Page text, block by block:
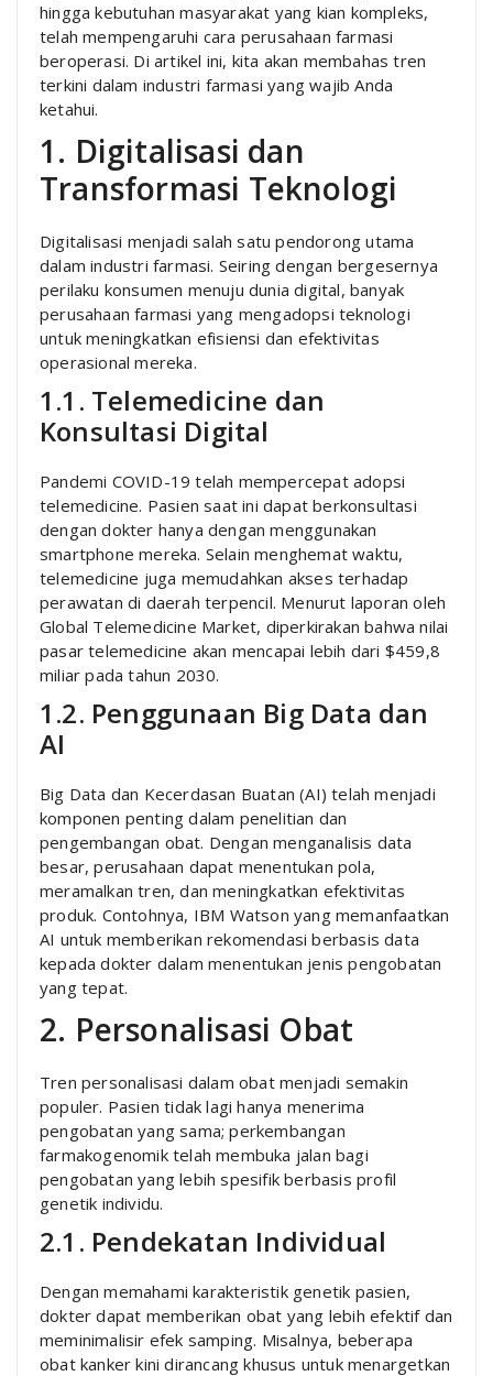
hingga kebutuhan masyarakat yang kian kompleks,
telah mempengaruhi cara perusahaan farmasi
beroperasi. Di artikel ini, kita akan membahas tren
terkini dalam industri farmasi yang wajib Anda
ketahui.
1. Digitalisasi dan
Transformasi Teknologi
Digitalisasi menjadi salah satu pendorong utama
dalam industri farmasi. Seiring dengan bergesernya
perilaku konsumen menuju dunia digital, banyak
perusahaan farmasi yang mengadopsi teknologi
untuk meningkatkan efisiensi dan efektivitas
operasional mereka.
1.1. Telemedicine dan
Konsultasi Digital
Pandemi COVID-19 telah mempercepat adopsi
telemedicine. Pasien saat ini dapat berkonsultasi
dengan dokter hanya dengan menggunakan
smartphone mereka. Selain menghemat waktu,
telemedicine juga memudahkan akses terhadap
perawatan di daerah terpencil. Menurut laporan oleh
Global Telemedicine Market, diperkirakan bahwa nilai
pasar telemedicine akan mencapai lebih dari $459,8
miliar pada tahun 2030.
1.2. Penggunaan Big Data dan
AI
Big Data dan Kecerdasan Buatan (AI) telah menjadi
komponen penting dalam penelitian dan
pengembangan obat. Dengan menganalisis data
besar, perusahaan dapat menentukan pola,
meramalkan tren, dan meningkatkan efektivitas
produk. Contohnya, IBM Watson yang memanfaatkan
AI untuk memberikan rekomendasi berbasis data
kepada dokter dalam menentukan jenis pengobatan
yang tepat.
2. Personalisasi Obat
Tren personalisasi dalam obat menjadi semakin
populer. Pasien tidak lagi hanya menerima
pengobatan yang sama; perkembangan
farmakogenomik telah membuka jalan bagi
pengobatan yang lebih spesifik berbasis profil
genetik individu.
2.1. Pendekatan Individual
Dengan memahami karakteristik genetik pasien,
dokter dapat memberikan obat yang lebih efektif dan
meminimalisir efek samping. Misalnya, beberapa
obat kanker kini dirancang khusus untuk menargetkan